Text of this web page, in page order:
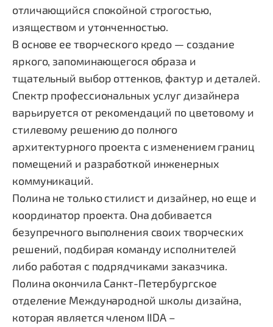
отличающийся спокойной строгостью,
изяществом и утонченностью.
В основе ее творческого кредо — создание
яркого, запоминающегося образа и
тщательный выбор оттенков, фактур и деталей.
Спектр профессиональных услуг дизайнера
варьируется от рекомендаций по цветовому и
стилевому решению до полного
архитектурного проекта с изменением границ
помещений и разработкой инженерных
коммуникаций.
Полина не только стилист и дизайнер, но еще и
координатор проекта. Она добивается
безупречного выполнения своих творческих
решений, подбирая команду исполнителей
либо работая с подрядчиками заказчика.
Полина окончила Санкт-Петербургское
отделение Международной школы дизайна,
которая является членом IIDA –